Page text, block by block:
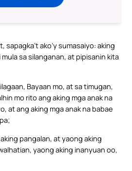
sapagka’t ako’y sumasaiyo: aking
sa silanganan, at pipisanin kita
Bayaan mo, at sa timugan,
mo rito ang aking mga anak na
at ang aking mga anak na babae
pangalan, at yaong aking
yaong aking inanyuan oo,